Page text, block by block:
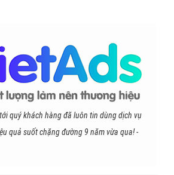
quý khách hàng đã luôn tin dùng dịch vụ
quả suốt chặng đường 9 năm vừa qua! -